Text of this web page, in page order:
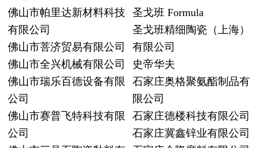
佛山市帕里达新材料科技
有限公司
佛山市菩济贸易有限公司
佛山市全兴机械有限公司
佛山市瑞乐百德设备有限
公司
佛山市赛普飞特科技有限
公司
圣戈班 Formula
圣戈班精细陶瓷（上海）
有限公司
史帝华夫
石家庄奥格聚氨酯制品有
限公司
石家庄德楼科技有限公司
石家庄冀鑫锌业有限公司